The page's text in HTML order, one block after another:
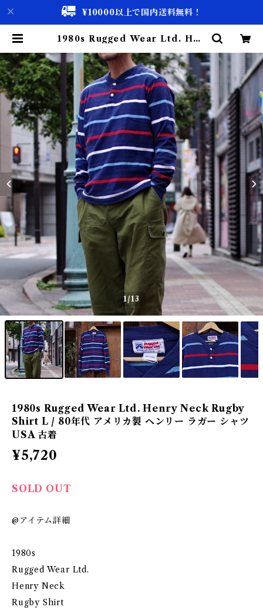
¥10000以上で国内送料無料！
1980s Rugged Wear Ltd. Hen
代 アメリカ製 ヘンリー ラガー シャ
ツ USA 古着 | 古着屋 仙台 biscco
【古着 & Vintage 通販】
1/13
1980s Rugged Wear Ltd. Henry Neck Rugby
Shirt L / 80年代 アメリカ製 ヘンリー ラガー シャツ
USA 古着
¥5,720
SOLD OUT
@アイテム詳細
1980s
Rugged Wear Ltd.
Henry Neck
Rugby Shirt